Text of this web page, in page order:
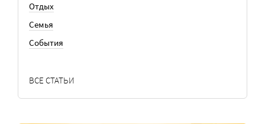
Отдых
Семья
События
ВСЕ СТАТЬИ